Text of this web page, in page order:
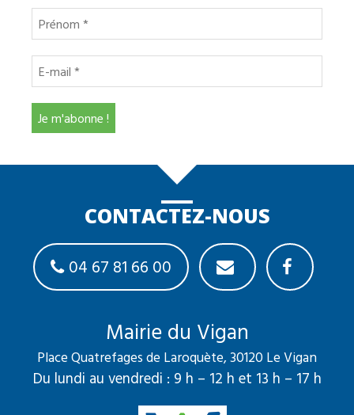
CONTACTEZ-NOUS
04 67 81 66 00
Mairie du Vigan
Place Quatrefages de Laroquète, 30120 Le Vigan
Du lundi au vendredi : 9 h – 12 h et 13 h – 17 h